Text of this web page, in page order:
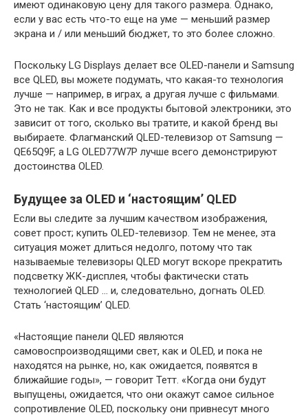
имеют одинаковую цену для такого размера. Однако,
если у вас есть что-то еще на уме — меньший размер
экрана и / или меньший бюджет, то это более сложно.
Поскольку LG Displays делает все OLED-панели и Samsung
все QLED, вы можете подумать, что какая-то технология
лучше — например, в играх, а другая лучше с фильмами.
Это не так. Как и все продукты бытовой электроники, это
зависит от того, сколько вы тратите, и какой бренд вы
выбираете. Флагманский QLED-телевизор от Samsung —
QE65Q9F, а LG OLED77W7P лучше всего демонстрируют
достоинства OLED.
Будущее за OLED и ‘настоящим’ QLED
Если вы следите за лучшим качеством изображения,
совет прост; купить OLED-телевизор. Тем не менее, эта
ситуация может длиться недолго, потому что так
называемые телевизоры QLED могут вскоре прекратить
подсветку ЖК-дисплея, чтобы фактически стать
технологией QLED … и, следовательно, догнать OLED.
Стать ‘настоящим’ QLED.
«Настоящие панели QLED являются
самовоспроизводящими свет, как и OLED, и пока не
находятся на рынке, но, как ожидается, появятся в
ближайшие годы», — говорит Тетт. «Когда они будут
выпущены, ожидается, что они окажут самое сильное
сопротивление OLED, поскольку они привнесут много